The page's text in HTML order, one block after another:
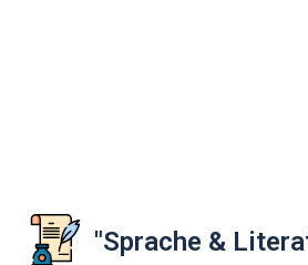
"Sprache &